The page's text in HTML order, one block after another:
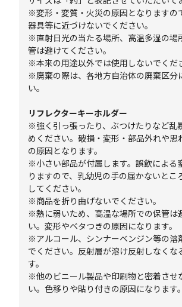
※変形・変質・火災の原因となりますの
器具等に近づけないでください。
※直射日光の当たる場所、高温多湿の場
管は避けてください。
※本来の用途以外では使用しないでくだ
※廃棄の際は、各地方自治体の廃棄区分
い。
リフレクターキーホルダー
※強く引っ張ったり、ぶつけたりなど乱
めください。破損・変形・部品外れや思
の原因となります。
※小さい部品が付属します。誤飲による
りますので、乳幼児の手の届かないとこ
してください。
※商品を折り曲げないでください。
※熱に弱いため、高温な場所での保管は
い。変形やベタつきの原因になります。
※アルコール、シンナーベンジン等の溶
でください。反射層が溶け反射しなくな
す。
※他のビニール製品や印刷物と密着させ
い。色移りや貼り付きの原因になります。